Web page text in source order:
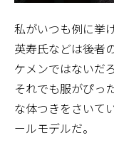
私がいつも例に挙
英寿氏などは後者
ケメンではないだろ
それでも服がぴっ
な体つきをさいて
ールモデルだ。